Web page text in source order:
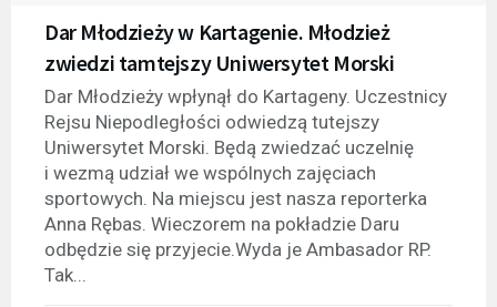
Dar Młodzieży w Kartagenie. Młodzież
zwiedzi tamtejszy Uniwersytet Morski
Dar Młodzieży wpłynął do Kartageny. Uczestnicy
Rejsu Niepodległości odwiedzą tutejszy
Uniwersytet Morski. Będą zwiedzać uczelnię
i wezmą udział we wspólnych zajęciach
sportowych. Na miejscu jest nasza reporterka
Anna Rębas. Wieczorem na pokładzie Daru
odbędzie się przyjecie.Wyda je Ambasador RP.
Tak...